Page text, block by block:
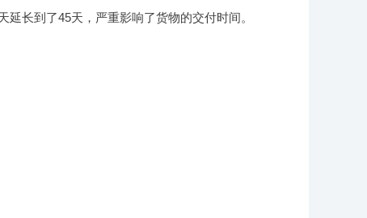
长到了45天，严重影响了货物的交付时间。